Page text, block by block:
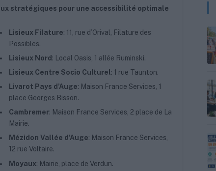
stratégiques pour une accessibilité optimale
Lisieux Filature: 11, rue d’Orival, Filature des
Possibles.
Lisieux Nord : Local Oasis, 1 allée Ruminski.
Lisieux Centre Socio Culturel: 1 rue Taunton.
Livarot Pays d’Auge: Maison France Services, 1
place Georges Bisson.
Cambremer: Maison France Services, 2 place de La
Mairie.
Mézidon Vallée d’Auge: Maison France Services,
12 rue Voltaire.
Moyaux: Mairie, place de Verdun.